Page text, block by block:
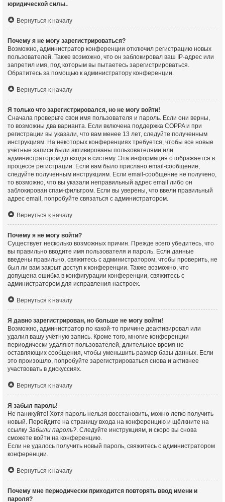
юридической силы..
Вернуться к началу
Почему я не могу зарегистрироваться?
Возможно, администратор конференции отключил регистрацию новых
пользователей. Также возможно, что он заблокировал ваш IP-адрес или
запретил имя, под которым вы пытаетесь зарегистрироваться.
Обратитесь за помощью к администратору конференции.
Вернуться к началу
Я только что зарегистрировался, но не могу войти!
Сначала проверьте свои имя пользователя и пароль. Если они верны,
то возможны два варианта. Если включена поддержка COPPA и при
регистрации вы указали, что вам менее 13 лет, следуйте полученным
инструкциям. На некоторых конференциях требуется, чтобы все новые
учётные записи были активированы пользователями или
администратором до входа в систему. Эта информация отображается в
процессе регистрации. Если вам было прислано email-сообщение,
следуйте полученным инструкциям. Если email-сообщение не получено,
то возможно, что вы указали неправильный адрес email либо он
заблокирован спам-фильтром. Если вы уверены, что ввели правильный
адрес email, попробуйте связаться с администратором.
Вернуться к началу
Почему я не могу войти?
Существует несколько возможных причин. Прежде всего убедитесь, что
вы правильно вводите имя пользователя и пароль. Если данные
введены правильно, свяжитесь с администратором, чтобы проверить, не
был ли вам закрыт доступ к конференции. Также возможно, что
допущена ошибка в конфигурации конференции, свяжитесь с
администратором для исправления настроек.
Вернуться к началу
Я давно зарегистрирован, но больше не могу войти!
Возможно, администратор по какой-то причине деактивировал или
удалил вашу учётную запись. Кроме того, многие конференции
периодически удаляют пользователей, длительное время не
оставляющих сообщения, чтобы уменьшить размер базы данных. Если
это произошло, попробуйте зарегистрироваться снова и активнее
участвовать в дискуссиях.
Вернуться к началу
Я забыл пароль!
Не паникуйте! Хотя пароль нельзя восстановить, можно легко получить
новый. Перейдите на страницу входа на конференцию и щёлкните на
ссылку Забыли пароль?. Следуйте инструкциям, и скоро вы снова
сможете войти на конференцию.
Если не удалось получить новый пароль, свяжитесь с администратором
конференции.
Вернуться к началу
Почему мне периодически приходится повторять ввод имени и
пароля?